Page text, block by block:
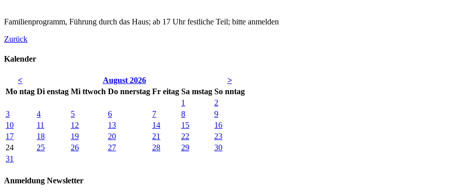
Familienprogramm, Führung durch das Haus; ab 17 Uhr festliche Teil; bitte anmelden
Zurück
Kalender
< August 2026
>
Mo ntag Dienstag Mittwoch Do nnerstag Fr eitag Sa mstag So nntag
1
2
3
4 5 6 7 8
9
10
11 12 13 14 15
16
17
18 19 20 21 22
23
24
25 26 27 28 29
30
31
Anmeldung Newsletter